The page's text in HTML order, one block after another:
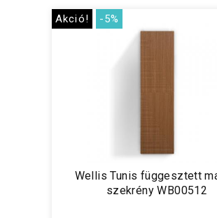
Akció! -5%
Wellis Tunis függesztett
szekrény WB00512